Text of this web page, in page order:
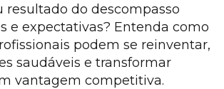
resultado do descompasso
e expectativas? Entenda como
podem se reinventar,
saudáveis e transformar
vantagem competitiva.